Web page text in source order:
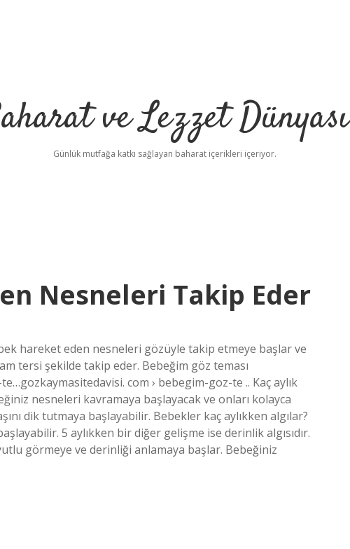
ve Lezzet Dünyası
Günlük mutfağa katkı sağlayan baharat içerikleri içeriyor.
Nesneleri Takip Eder
hareket eden nesneleri gözüyle takip etmeye başlar ve
tersi şekilde takip eder. Bebeğim göz teması
com › bebegim-goz-te .. Kaç aylık
nesneleri kavramaya başlayacak ve onları kolayca
dik tutmaya başlayabilir. Bebekler kaç aylıkken algılar?
5 aylıkken bir diğer gelişme ise derinlik algısıdır.
görmeye ve derinliği anlamaya başlar. Bebeğiniz